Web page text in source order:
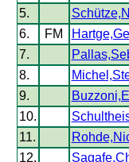
5.
6.
FM
7.
8.
9.
10.
11.
12.